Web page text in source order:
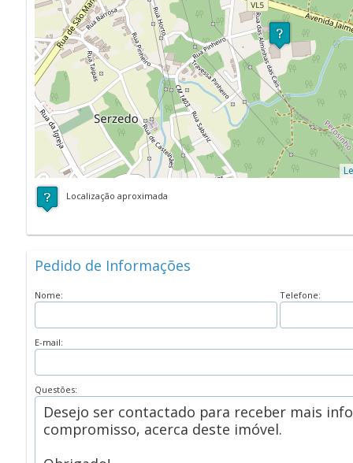
Localização aproximada
Pedido de Informações
Nome: Telefone:
E-mail:
Questões: